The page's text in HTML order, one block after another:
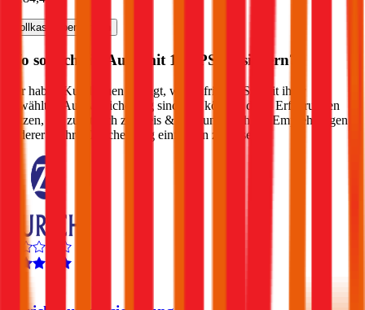
Vollkasko berechnen
Wo soll ich ein Auto mit 181 PS versichern?
Wir haben Kund:innen befragt, wie zufrieden Sie mit ihrer
gewählten Autoversicherung sind. Sie können diese Erfahrungen
nutzen, um zusätzlich zu Preis & Leistung auch die Empfehlungen
anderer in Ihre Entscheidung einfließen zu lassen: